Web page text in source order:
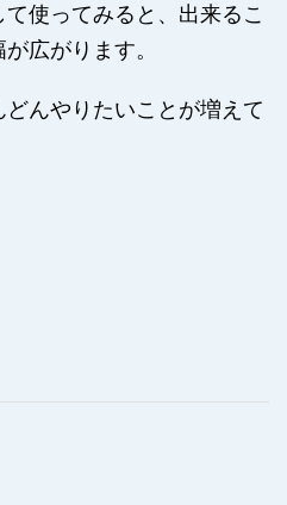
使ってみると、出来るこ
広がります。
んやりたいことが増えて